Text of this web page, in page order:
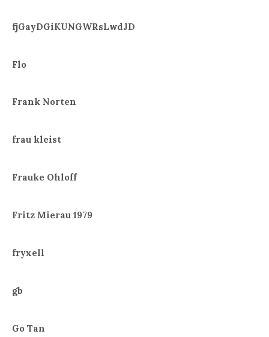
fjGayDGiKUNGWRsLwdJD
Flo
Frank Norten
frau kleist
Frauke Ohloff
Fritz Mierau 1979
fryxell
gb
Go Tan